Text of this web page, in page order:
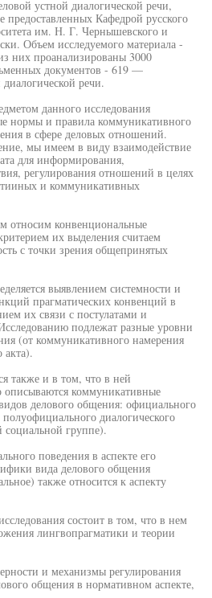
устной диалогической речи,
предоставленных Кафедрой русского
им. Н. Г. Чернышевского и
Объем исследуемого материала -
них проанализированы 3000
документов - 619 —
речи.
данного исследования
нормы и правила коммуникативного
в сфере деловых отношений.
мы имеем в виду взаимодействие
для информирования,
регулирования отношений в целях
и коммуникативных
относим конвенциональные
их выделения считаем
с точки зрения общепринятых
выявлением системности и
прагматических конвенций в
их связи с постулатами и
подлежат разные уровни
(от коммуникативного намерения
акта).
также и в том, что в ней
описываются коммуникативные
делового общения: официального
диалогического
группе).
поведения в аспекте его
вида делового общения
также относится к аспекту
состоит в том, что в нем
лингвопрагматики и теории
и механизмы регулирования
общения в нормативном аспекте,